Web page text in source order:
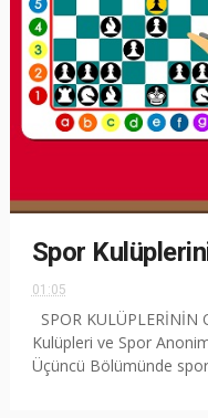
Spor
01:05
SPOR KULÜPLERİNİN
Kulüpleri ve Spor
Üçüncü Bölümünde